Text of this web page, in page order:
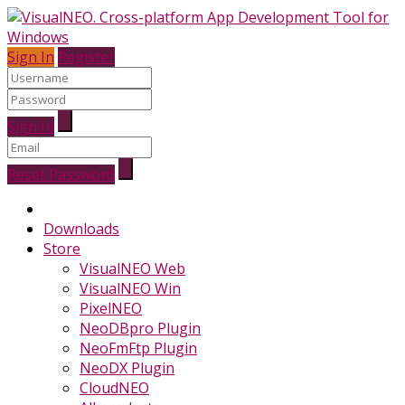
Sign In Register
Sign In
Reset Password
Downloads
Store
VisualNEO Web
VisualNEO Win
PixelNEO
NeoDBpro Plugin
NeoFmFtp Plugin
NeoDX Plugin
CloudNEO